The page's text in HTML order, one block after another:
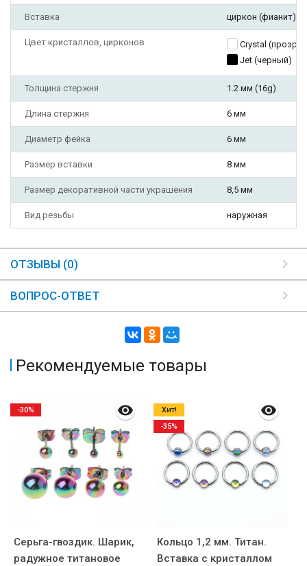
Вставка циркон (фианит)
Цвет кристаллов, цирконов
Crystal
Jet (черный)
Толщина стержня 1.2 мм (16g)
Длина стержня 6 мм
Диаметр фейка 6 мм
Размер вставки 8 мм
Размер декоративной части украшения 8,5 мм
Вид резьбы наружная
ОТЗЫВЫ (0)
ВОПРОС-ОТВЕТ
Рекомендуемые товары
Серьга-гвоздик. Шарик,
радужное титановое
-30%
Кольцо 1,2 мм. Титан.
Вставка с кристаллом
Хит!
-35%